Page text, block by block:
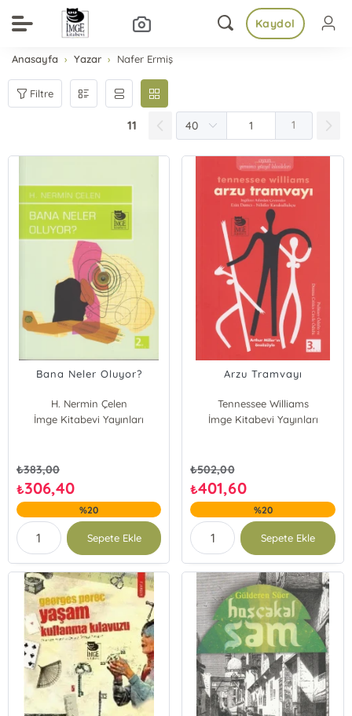
Kaydol
Anasayfa Yazar Nafer Ermiş
Filtre
11 1
Bana Neler Oluyor?
H. Nermin Çelen
İmge Kitabevi Yayınları
₺383,00
₺306,40
%20
Sepete Ekle
Arzu Tramvayı
Tennessee Williams
İmge Kitabevi Yayınları
₺502,00
₺401,60
%20
Sepete Ekle